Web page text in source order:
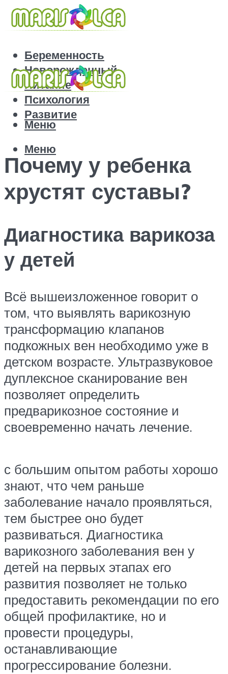
Беременность
Новорожденный
Питание
Психология
Развитие
Меню
Меню
Почему у ребенка
хрустят суставы?
Диагностика варикоза
у детей
Всё вышеизложенное говорит о
том, что выявлять варикозную
трансформацию клапанов
подкожных вен необходимо уже в
детском возрасте. Ультразвуковое
дуплексное сканирование вен
позволяет определить
предварикозное состояние и
своевременно начать лечение.
с большим опытом работы хорошо
знают, что чем раньше
заболевание начало проявляться,
тем быстрее оно будет
развиваться. Диагностика
варикозного заболевания вен у
детей на первых этапах его
развития позволяет не только
предоставить рекомендации по его
общей профилактике, но и
провести процедуры,
останавливающие
прогрессирование болезни.